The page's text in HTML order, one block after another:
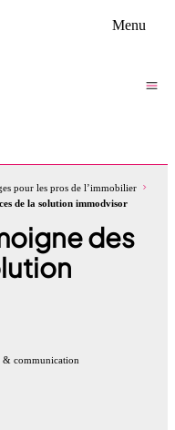
Menu
pour les pros de l’immobilier
de la solution immodvisor
des
& communication